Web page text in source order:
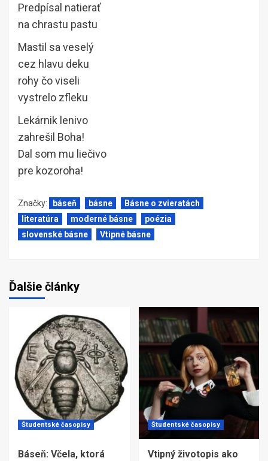
Predpísal natierať
na chrastu pastu
Mastil sa veselý
cez hlavu deku
rohy čo viseli
vystrelo zfleku
Lekárnik lenivo
zahrešil Boha!
Dal som mu liečivo
pre kozoroha!
Značky: báseň básne
Básne o zvieratách
literatúra
moderné básne
poézia
slovenské básne
Vtipné básne
Ďalšie články
Študentské časopisy
Báseň: Včela, ktorá
Študentské časopisy
Vtipný životopis ako